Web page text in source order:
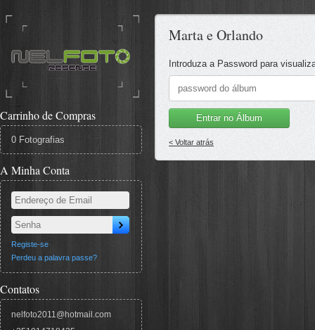
Carrinho de Compras
0 Fotografias
A Minha Conta
Registe-se
Perdeu a palavra passe?
Contatos
nelfoto2011@hotmail.com
Marta e Orlando
Introduza a Password para
Entrar no Álbum
< Voltar atrás